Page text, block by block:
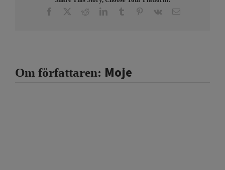
Facebook RedditLinkedInTumblr Pinterest
Vk E-
Om författaren: Moje